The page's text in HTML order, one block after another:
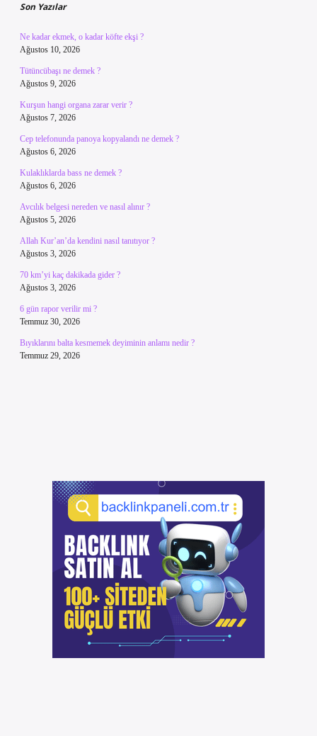
Son Yazılar
Ne kadar ekmek, o kadar köfte ekşi ?
Ağustos 10, 2026
Tütüncübaşı ne demek ?
Ağustos 9, 2026
Kurşun hangi organa zarar verir ?
Ağustos 7, 2026
Cep telefonunda panoya kopyalandı ne demek ?
Ağustos 6, 2026
Kulaklıklarda bass ne demek ?
Ağustos 6, 2026
Avcılık belgesi nereden ve nasıl alınır ?
Ağustos 5, 2026
Allah Kur’an’da kendini nasıl tanıtıyor ?
Ağustos 3, 2026
70 km’yi kaç dakikada gider ?
Ağustos 3, 2026
6 gün rapor verilir mi ?
Temmuz 30, 2026
Bıyıklarını balta kesmemek deyiminin anlamı nedir ?
Temmuz 29, 2026